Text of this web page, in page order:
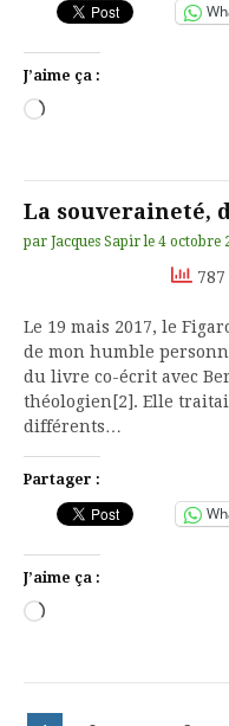
J’aime ça :
Chargement…
La souveraineté,
par Jacques Sapir le 4 octobre
Le 19 mais 2017, le
de mon humble
du livre co-écrit avec
théologien[2]. Elle
différents…
Partager :
J’aime ça :
Chargement…